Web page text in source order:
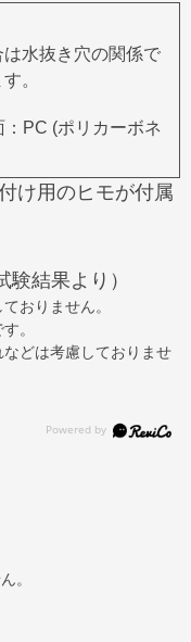
水抜き穴の関係で
。
PC (ポリカーボネ
け用のヒモが付属
結果より）
おりません。
。
どは考慮しておりませ
。